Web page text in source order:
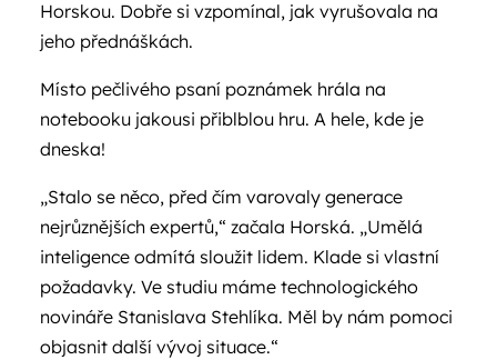
Horskou. Dobře si vzpomínal, jak vyrušovala na
jeho přednáškách.
Místo pečlivého psaní poznámek hrála na
notebooku jakousi přiblblou hru. A hele, kde je
dneska!
„Stalo se něco, před čím varovaly generace
nejrůznějších expertů,“ začala Horská. „Umělá
inteligence odmítá sloužit lidem. Klade si vlastní
požadavky. Ve studiu máme technologického
novináře Stanislava Stehlíka. Měl by nám pomoci
objasnit další vývoj situace.“